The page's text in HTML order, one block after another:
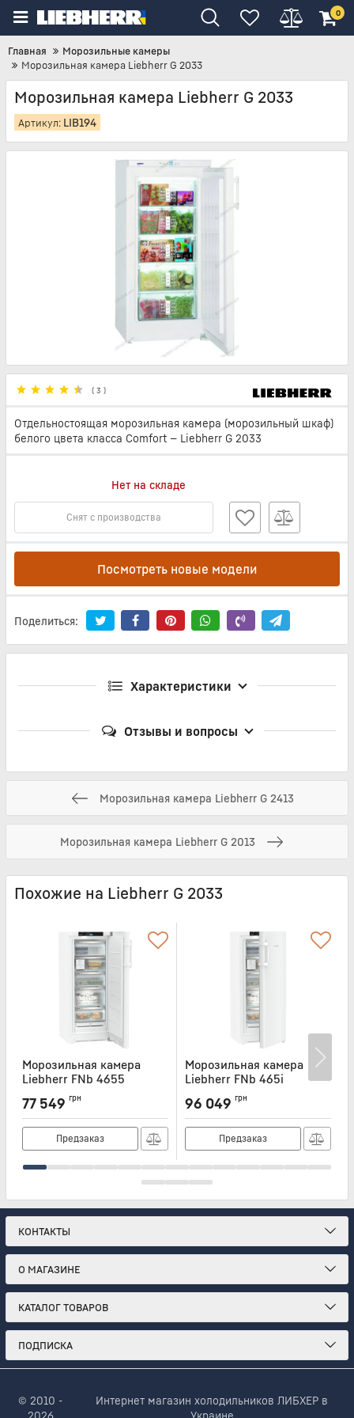
0
Главная
Морозильные камеры
Морозильная камера Liebherr G 2033
Морозильная камера Liebherr G 2033
Артикул: LIB194
( 3 )
Отдельностоящая морозильная камера (морозильный шкаф)
белого цвета класса Comfort — Liebherr G 2033
Нет на складе
Снят с производства
Посмотреть новые модели
Поделиться:
Характеристики
Отзывы и вопросы
Морозильная камера Liebherr G 2413
Морозильная камера Liebherr G 2013
Похожие на Liebherr G 2033
Морозильная камера
Liebherr FNb 4655
FNB4655
77 549 грн
Предзаказ
Морозильная камера
Liebherr FNb 465i
FNB465I
96 049 грн
Предзаказ
КОНТАКТЫ
О МАГАЗИНЕ
КАТАЛОГ ТОВАРОВ
ПОДПИСКА
© 2010 -
Интернет магазин холодильников ЛИБХЕР в